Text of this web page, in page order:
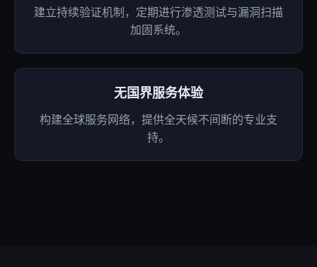
建立持续验证机制，定期进行渗透测试与漏洞扫描
加固系统。
无国界服务体验
构建全球服务网络，提供全天候不间断的专业支
持。